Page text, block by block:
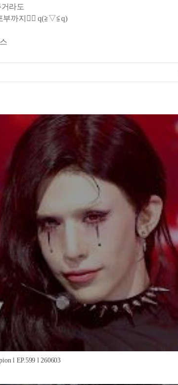
라도
까지✋🏻 q(≧▽≦q)
l EP.599 l 260603